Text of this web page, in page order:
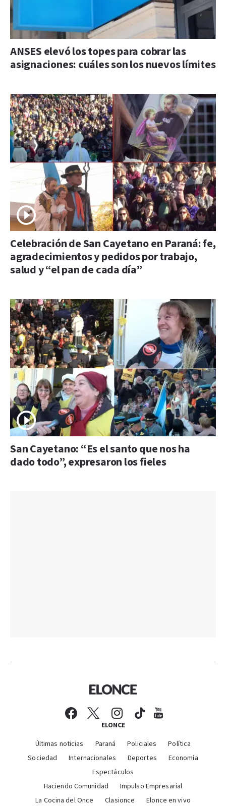
ANSES elevó los topes para cobrar las
asignaciones: cuáles son los nuevos límites
Celebración de San Cayetano en Paraná: fe,
agradecimientos y pedidos por trabajo,
salud y “el pan de cada día”
San Cayetano: “Es el santo que nos ha
dado todo”, expresaron los fieles
ELONCE
Últimas noticias Paraná Policiales
Política
Sociedad
Internacionales Deportes
Economía
Espectáculos
Haciendo Comunidad
Impulso Empresarial
La Cocina del Once
Clasionce Elonce en vivo